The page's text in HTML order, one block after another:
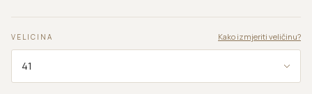
VELICINA Kako izmjeriti veličinu?